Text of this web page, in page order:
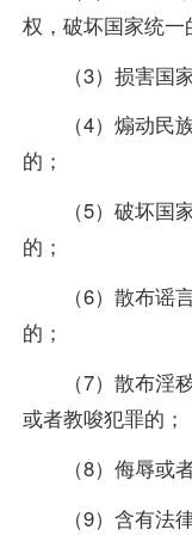
权，破坏国家统一
（3）损害国
（4）煽动
的；
（5）破坏
的；
（6）散布谣
的；
（7）散布
或者教唆犯罪的；
（8）侮辱或
（9）含有法